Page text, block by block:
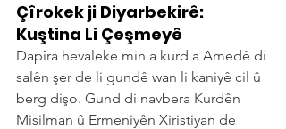
Çîrokek ji Diyarbekirê:
Kuştina Li Çeşmeyê
Dapîra hevaleke min a kurd a Amedê di
salên şer de li gundê wan li kaniyê cil û
berg dişo. Gund di navbera Kurdên
Misilman û Ermeniyên Xiristiyan de